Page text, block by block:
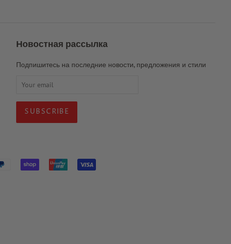
Новостная рассылка
Подпишитесь на последние новости, предложения и стили